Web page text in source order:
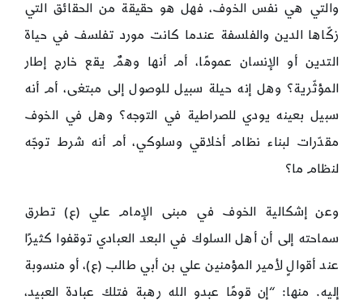
والتي هي نفس الخوف، فهل هو حقيقة من الحقائق التي
زكّاها الدين والفلسفة عندما كانت مورد تفلسف في حياة
التدين أو الإنسان عمومًا، أم أنها وهمٌ يقع خارج إطار
المؤثّرية؟ وهل إنه حيلة سبيل للوصول إلى مبتغى، أم أنه
سبيل بعينه يودي للصراطية في التوجه؟ وهل في الخوف
مقدّرات لبناء نظام أخلاقي وسلوكي، أم أنه شرط توجّه
لنظام ما؟
وعن إشكالية الخوف في مبنى الإمام علي (ع) تطرق
سماحته إلى أن أهل السلوك في البعد العبادي توقفوا كثيرًا
عند أقوالٍ لأمير المؤمنين علي بن أبي طالب (ع)، أو منسوبة
إليه. منها: “إن قومًا عبدو الله رهبة فتلك عبادة العبيد،